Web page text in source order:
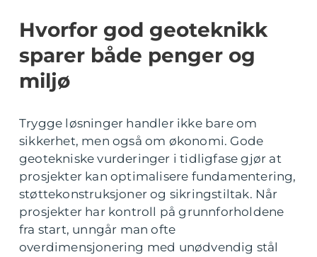
Hvorfor god geoteknikk
sparer både penger og
miljø
Trygge løsninger handler ikke bare om
sikkerhet, men også om økonomi. Gode
geotekniske vurderinger i tidligfase gjør at
prosjekter kan optimalisere fundamentering,
støttekonstruksjoner og sikringstiltak. Når
prosjekter har kontroll på grunnforholdene
fra start, unngår man ofte
overdimensjonering med unødvendig stål